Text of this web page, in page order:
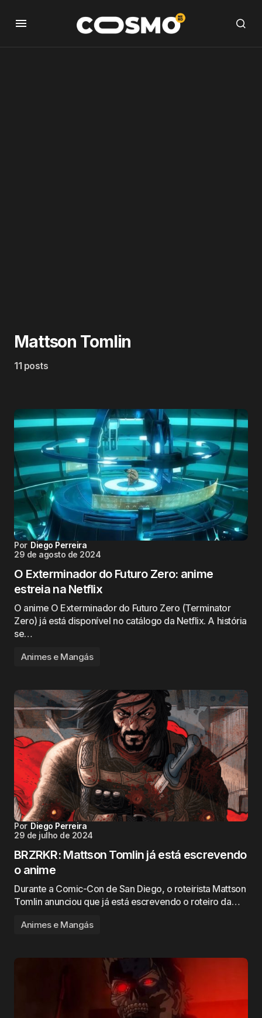
Mattson Tomlin
11 posts
Por Diego Perreira
29 de agosto de 2024
O Exterminador do Futuro Zero: anime
estreia na Netflix
O anime O Exterminador do Futuro Zero (Terminator
Zero) já está disponível no catálogo da Netflix. A história
se…
Animes e Mangás
Por Diego Perreira
29 de julho de 2024
BRZRKR: Mattson Tomlin já está escrevendo
o anime
Durante a Comic-Con de San Diego, o roteirista Mattson
Tomlin anunciou que já está escrevendo o roteiro da…
Animes e Mangás